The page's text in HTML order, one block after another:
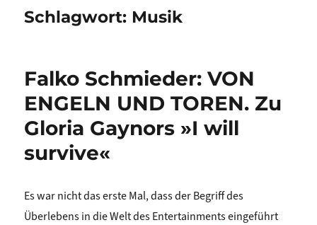
Schlagwort: Musik
Falko Schmieder: VON
ENGELN UND TOREN. Zu
Gloria Gaynors »I will
survive«
Es war nicht das erste Mal, dass der Begriff des
Überlebens in die Welt des Entertainments eingeführt